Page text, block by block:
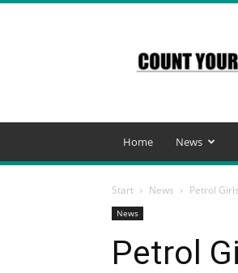
Home News
Start News Petrol
News
Petrol